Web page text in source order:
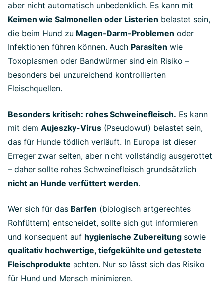
aber nicht automatisch unbedenklich. Es kann mit
Keimen wie Salmonellen oder Listerien belastet sein,
die beim Hund zu Magen-Darm-Problemen oder
Infektionen führen können. Auch Parasiten wie
Toxoplasmen oder Bandwürmer sind ein Risiko –
besonders bei unzureichend kontrollierten
Fleischquellen.
Besonders kritisch: rohes Schweinefleisch. Es kann
mit dem Aujeszky-Virus (Pseudowut) belastet sein,
das für Hunde tödlich verläuft. In Europa ist dieser
Erreger zwar selten, aber nicht vollständig ausgerottet
– daher sollte rohes Schweinefleisch grundsätzlich
nicht an Hunde verfüttert werden.
Wer sich für das Barfen (biologisch artgerechtes
Rohfüttern) entscheidet, sollte sich gut informieren
und konsequent auf hygienische Zubereitung sowie
qualitativ hochwertige, tiefgekühlte und getestete
Fleischprodukte achten. Nur so lässt sich das Risiko
für Hund und Mensch minimieren.